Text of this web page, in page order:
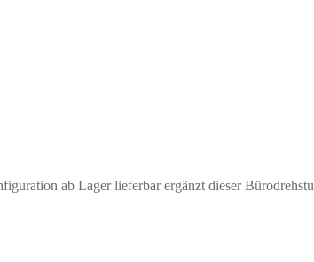
ab Lager lieferbar ergänzt dieser